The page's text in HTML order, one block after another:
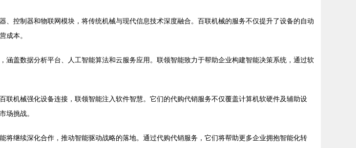
控制器和物联网模块，将传统机械与现代信息技术深度融合。百联机械的服务不仅提升了设备的自动
成本。
盖数据分析平台、人工智能算法和云服务应用。联领智能致力于帮助企业构建智能决策系统，通过软
机械强化设备连接，联领智能注入软件智慧。它们的代购代销服务不仅覆盖计算机软硬件及辅助设
场挑战。
继续深化合作，推动智能驱动战略的落地。通过代购代销服务，它们将帮助更多企业拥抱智能化转